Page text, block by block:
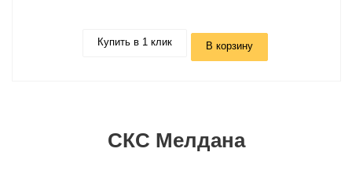
Купить в 1 клик В корзину
СКС Мелдана